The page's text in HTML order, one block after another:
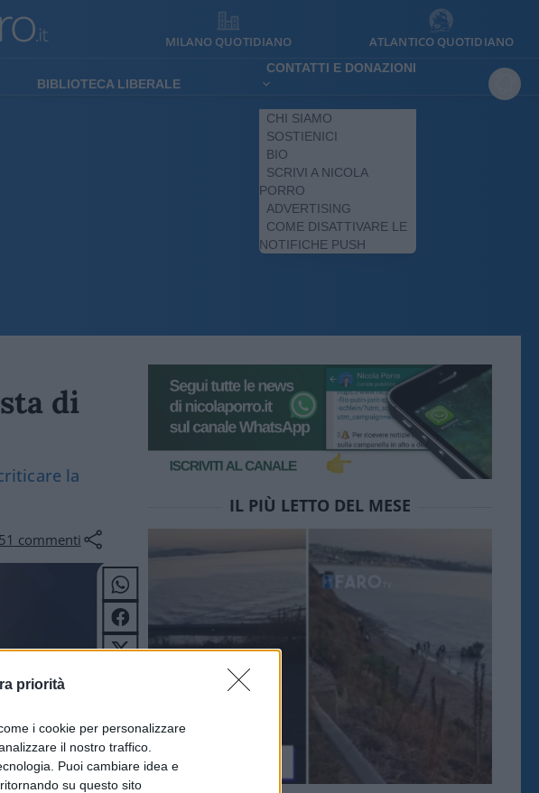
priorità
i cookie per personalizzare
il nostro traffico.
Puoi cambiare idea e
su questo sito
MILANO QUOTIDIANO ATLANTICO QUOTIDIANO
BIBLIOTECA LIBERALE
CONTATTI E DONAZIONI
CHI SIAMO
SOSTIENICI
BIO
SCRIVI A NICOLA
PORRO
ADVERTISING
COME DISATTIVARE LE
NOTIFICHE PUSH
di
la
commenti
IL PIÙ LETTO DEL MESE